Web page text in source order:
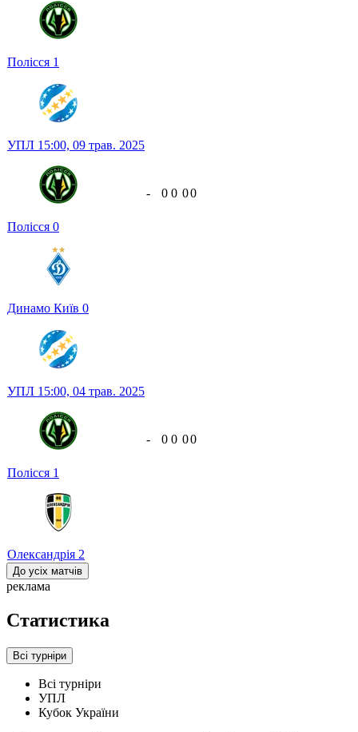
Полісся 1
УПЛ 15:00, 09 трав. 2025
Полісся 0
Динамо Київ 0
- 0 0 00
УПЛ 15:00, 04 трав. 2025
Полісся 1
Олександрія 2
- 0 0 00
До усіх матчів
реклама
Статистика
Всі турніри
Всі турніри
УПЛ
Кубок України